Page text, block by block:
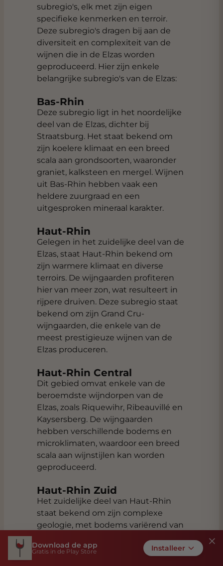
subregio's, elk met zijn eigen
specifieke kenmerken en terroir.
Deze subregio's dragen bij aan de
diversiteit en complexiteit van de
wijnen die in de Elzas worden
geproduceerd. Hier zijn enkele
belangrijke subregio's van de Elzas:
Bas-Rhin
Deze subregio ligt in het noordelijke
deel van de Elzas, dichter bij
Straatsburg. Het staat bekend om
zijn koelere klimaat en een breed
scala aan grondsoorten, waaronder
graniet, kalksteen en mergel. Wijnen
uit Bas-Rhin hebben vaak een
heldere zuurgraad en een
uitgesproken mineraal karakter.
Haut-Rhin
Gelegen in het zuidelijke deel van de
Elzas, staat Haut-Rhin bekend om
zijn warmere klimaat en diverse
terroirs. De wijngaarden profiteren
hier van meer zon, wat resulteert in
rijpere druiven. Deze subregio staat
bekend om zijn Grand Cru-
wijngaarden, die enkele van de
meest prestigieuze wijnen van de
Elzas produceren.
Haut-Rhin Central
Dit gebied omvat enkele van de
beroemdste wijndorpen van de
Elzas, zoals Riquewihr, Ribeauvillé en
Kaysersberg. De wijngaarden
hebben verschillende bodems en
microklimaten, waardoor een breed
scala aan wijnstijlen kan worden
geproduceerd.
Haut-Rhin Zuid
Het zuidelijke deel van Haut-Rhin
staat bekend om zijn complexe
geologie, met bodems variërend van
gesteente. Wijnen uit deze subregio
Download de app
Gratis in de Play Store Installeer